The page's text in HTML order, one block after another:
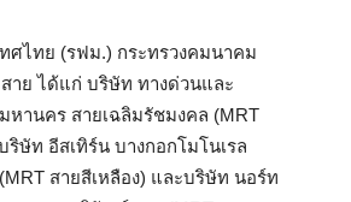
ศไทย (รฟม.) กระทรวงคมนาคม
าย ได้แก่ บริษัท ทางด่วนและ
านคร สายเฉลิมรัชมงคล (MRT
ษัท อีสเทิร์น บางกอกโมโนเรล
สายสีเหลือง) และบริษัท นอร์ท